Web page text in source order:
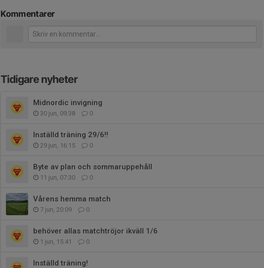
Kommentarer
Tidigare nyheter
Midnordic invigning
30 jun, 09:38 0
Inställd träning 29/6!!
29 jun, 16:15 0
Byte av plan och sommaruppehåll
11 jun, 07:30 0
Vårens hemma match
7 jun, 20:09 0
behöver allas matchtröjor ikväll 1/6
1 jun, 15:41 0
Inställd träning!